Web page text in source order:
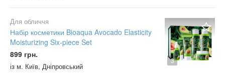
3
Для обличчя
Набір косметики Bioaqua Avocado Elasticity
Moisturizing Six-piece Set
899 грн.
із м. Київ, Дніпровський